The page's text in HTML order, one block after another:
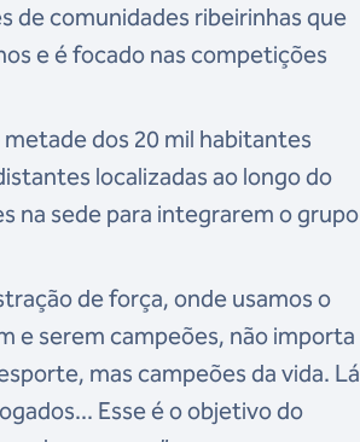
de comunidades ribeirinhas que
e é focado nas competições
dos 20 mil habitantes
localizadas ao longo do
na sede para integrarem o grupo
de força, onde usamos o
e serem campeões, não importa
mas campeões da vida. Lá
Esse é o objetivo do